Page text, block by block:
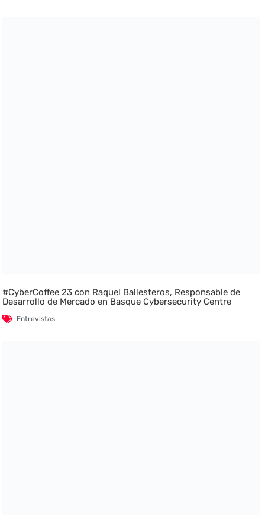
#CyberCoffee 23 con Raquel Ballesteros, Responsable de
Desarrollo de Mercado en Basque Cybersecurity Centre
Entrevistas